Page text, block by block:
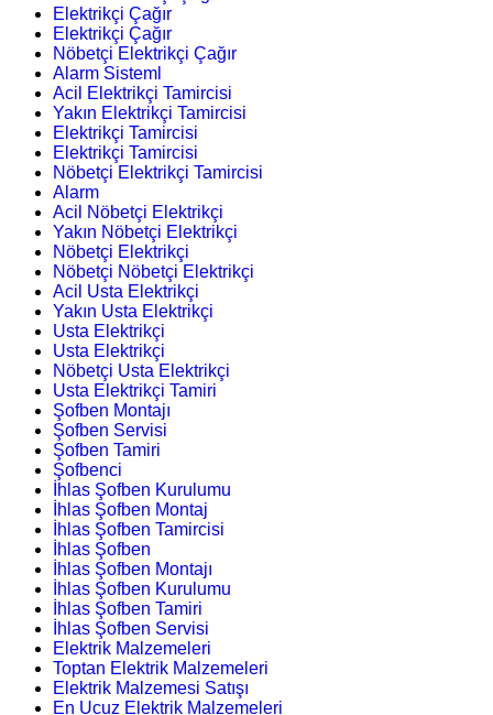
Elektrikçi Çağır
Elektrikçi Çağır
Nöbetçi Elektrikçi Çağır
Alarm Sisteml
Acil Elektrikçi Tamircisi
Yakın Elektrikçi Tamircisi
Elektrikçi Tamircisi
Elektrikçi Tamircisi
Nöbetçi Elektrikçi Tamircisi
Alarm
Acil Nöbetçi Elektrikçi
Yakın Nöbetçi Elektrikçi
Nöbetçi Elektrikçi
Nöbetçi Nöbetçi Elektrikçi
Acil Usta Elektrikçi
Yakın Usta Elektrikçi
Usta Elektrikçi
Usta Elektrikçi
Nöbetçi Usta Elektrikçi
Usta Elektrikçi Tamiri
Şofben Montajı
Şofben Servisi
Şofben Tamiri
Şofbenci
İhlas Şofben Kurulumu
İhlas Şofben Montaj
İhlas Şofben Tamircisi
İhlas Şofben
İhlas Şofben Montajı
İhlas Şofben Kurulumu
İhlas Şofben Tamiri
İhlas Şofben Servisi
Elektrik Malzemeleri
Toptan Elektrik Malzemeleri
Elektrik Malzemesi Satışı
En Ucuz Elektrik Malzemeleri